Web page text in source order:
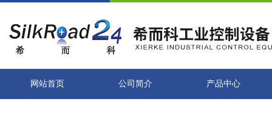
网站首页 公司简介 产品中心